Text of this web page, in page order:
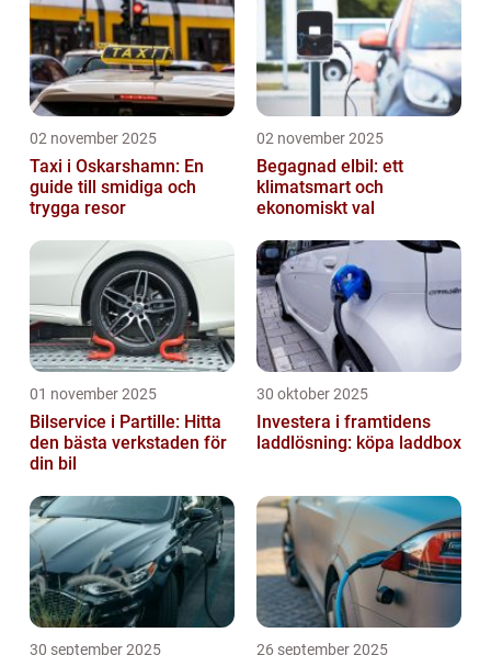
02 november 2025
Taxi i Oskarshamn: En
guide till smidiga och
trygga resor
02 november 2025
Begagnad elbil: ett
klimatsmart och
ekonomiskt val
01 november 2025
Bilservice i Partille: Hitta
den bästa verkstaden för
din bil
30 oktober 2025
Investera i framtidens
laddlösning: köpa laddbox
30 september 2025 26 september 2025